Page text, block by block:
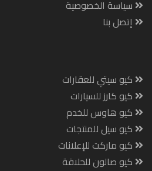
سياسة الخصوصية
إتصل بنا
كيو سيتي للعقارات
كيو كارز للسيارات
كيو هاوس للخدم
كيو سيل للمنتجات
كيو ماركت للإعلانات
كيو صالون للحلاقة